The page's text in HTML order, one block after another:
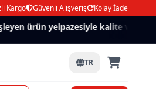
Kargo Güvenli Alışveriş Kolay İade
ürün yelpazesiyle kalite ve güven.
TR